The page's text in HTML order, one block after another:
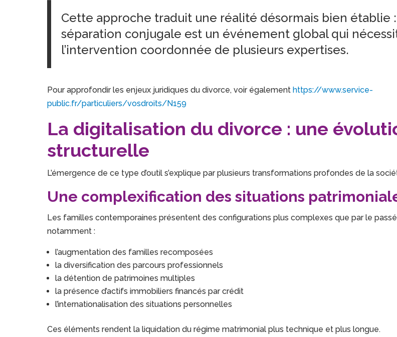
Cette approche traduit une réalité désormais bien établie
séparation conjugale est un événement global qui
l’intervention coordonnée de plusieurs expertises.
Pour approfondir les enjeux juridiques du divorce, voir également https://www.service-
public.fr/particuliers/vosdroits/N159
La digitalisation du divorce : une
structurelle
L’émergence de ce type d’outil s’explique par plusieurs transformations profondes de la
Une complexification des situations
Les familles contemporaines présentent des configurations plus complexes que par le
notamment :
l’augmentation des familles recomposées
la diversification des parcours professionnels
la détention de patrimoines multiples
la présence d’actifs immobiliers financés par crédit
l’internationalisation des situations personnelles
Ces éléments rendent la liquidation du régime matrimonial plus technique et plus longue.